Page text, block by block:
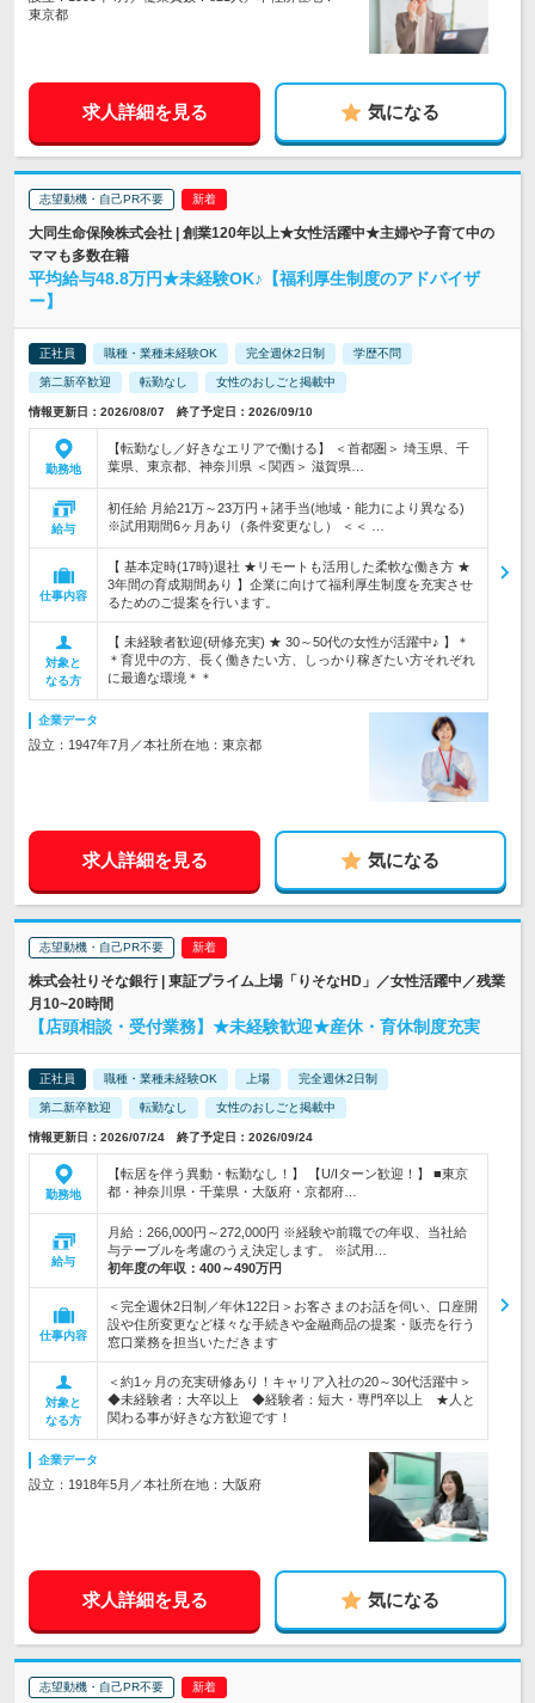
東京都
求人詳細を見る 気になる
志望動機・自己PR不要
大同生命保険株式会社 | 創業120年以上★女性活躍中★主婦や子育て中の
ママも多数在籍
平均給与48.8万円★未経験OK♪【福利厚生制度のアドバイザ
ー】
正社員 職種・業種未経験OK 完全週休2日制 学歴不問
第二新卒歓迎 転勤なし 女性のおしごと掲載中
情報更新日：2026/08/07 終了予定日：2026/09/10
勤務地
【転勤なし／好きなエリアで働ける】 ＜首都圏＞ 埼玉県、千
葉県、東京都、神奈川県 ＜関西＞ 滋賀県…
給与
初任給 月給21万～23万円＋諸手当(地域・能力により異なる)
※試用期間6ヶ月あり（条件変更なし） ＜＜ …
仕事内容
【 基本定時(17時)退社 ★リモートも活用した柔軟な働き方 ★
3年間の育成期間あり 】企業に向けて福利厚生制度を充実させ
るためのご提案を行います。
対象と
なる方
【 未経験者歓迎(研修充実) ★ 30～50代の女性が活躍中♪ 】＊
＊育児中の方、長く働きたい方、しっかり稼ぎたい方それぞれ
に最適な環境＊＊
企業データ
設立：1947年7月／本社所在地：東京都
求人詳細を見る 気になる
志望動機・自己PR不要
株式会社りそな銀行 | 東証プライム上場「りそなHD」／女性活躍中／残業
月10~20時間
【店頭相談・受付業務】★未経験歓迎★産休・育休制度充実
正社員 職種・業種未経験OK 上場 完全週休2日制
第二新卒歓迎 転勤なし 女性のおしごと掲載中
情報更新日：2026/07/24 終了予定日：2026/09/24
勤務地
【転居を伴う異動・転勤なし！】 【U/Iターン歓迎！】 ■東京
都・神奈川県・千葉県・大阪府・京都府…
給与
月給：266,000円～272,000円 ※経験や前職での年収、当社給
与テーブルを考慮のうえ決定します。 ※試用…
初年度の年収： 400～490万円
仕事内容
＜完全週休2日制／年休122日＞お客さまのお話を伺い、口座開
設や住所変更など様々な手続きや金融商品の提案・販売を行う
窓口業務を担当いただきます
対象と
なる方
＜約1ヶ月の充実研修あり！キャリア入社の20～30代活躍中＞
◆未経験者：大卒以上 ◆経験者：短大・専門卒以上 ★人と
関わる事が好きな方歓迎です！
企業データ
設立：1918年5月／本社所在地：大阪府
求人詳細を見る 気になる
志望動機・自己PR不要